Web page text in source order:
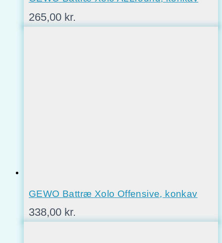
265,00 kr.
GEWO Battræ Xolo Offensive, konkav
338,00 kr.